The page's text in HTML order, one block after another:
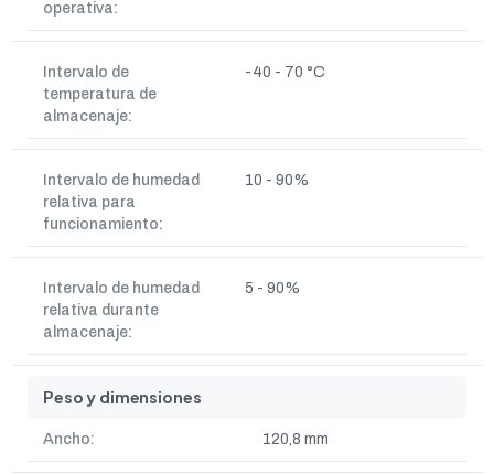
operativa:
Intervalo de
temperatura de
almacenaje:
-40 - 70 °C
Intervalo de humedad
relativa para
funcionamiento:
10 - 90%
Intervalo de humedad
relativa durante
almacenaje:
5 - 90%
Peso y dimensiones
Ancho: 120,8 mm